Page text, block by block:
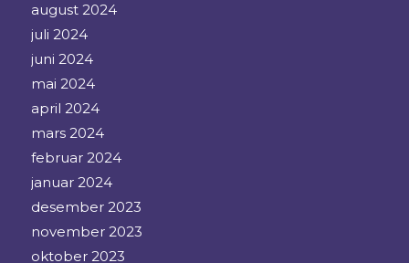
august 2024
juli 2024
juni 2024
mai 2024
april 2024
mars 2024
februar 2024
januar 2024
desember 2023
november 2023
oktober 2023